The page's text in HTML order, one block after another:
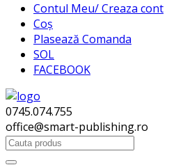
Contul Meu/ Creaza cont
Coș
Plasează Comanda
SOL
FACEBOOK
0745.074.755
office@smart-publishing.ro
Search
for: